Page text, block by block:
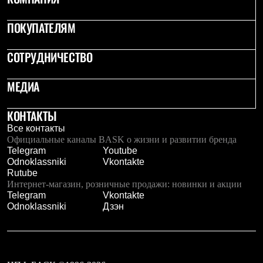
С синтетическим утеплителем
Аксессуары для спальников
Сумки и баулы
Кошельки
Сумки
Полезные аксессуары
Книги
Еда
Коврики
Обувь
Женская обувь
Сапоги
Ботинки
Мужская обувь
Ботинки
Кроссовки
Сапоги
Гамаши
ПОКУПАТЕЛЯМ
СОТРУДНИЧЕСТВО
МЕДИА
КОНТАКТЫ
Все контакты
Официальные каналы BASK о жизни и развитии бренда
Telegram
Youtube
Odnoklassniki
Vkontakte
Rutube
Интернет-магазин, розничные продажи: новинки и акции
Telegram
Vkontakte
Odnoklassniki
Дзэн